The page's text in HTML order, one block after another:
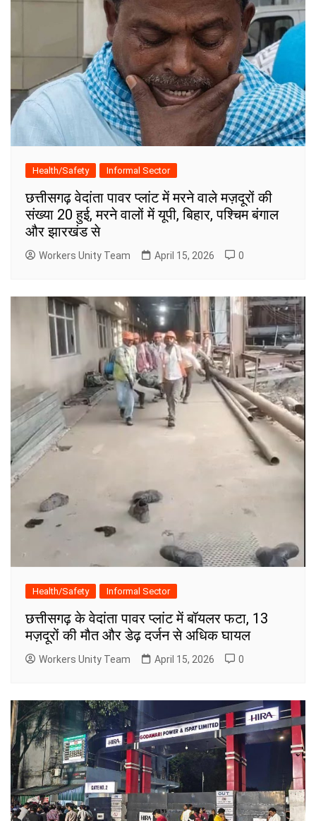
Health/Safety Informal Sector
छत्तीसगढ़ वेदांता पावर प्लांट में मरने वाले मज़दूरों की
संख्या 20 हुई, मरने वालों में यूपी, बिहार, पश्चिम बंगाल
और झारखंड से
Workers Unity Team April 15, 2026 0
Health/Safety Informal Sector
छत्तीसगढ़ के वेदांता पावर प्लांट में बॉयलर फटा, 13
मज़दूरों की मौत और डेढ़ दर्जन से अधिक घायल
Workers Unity Team April 15, 2026 0